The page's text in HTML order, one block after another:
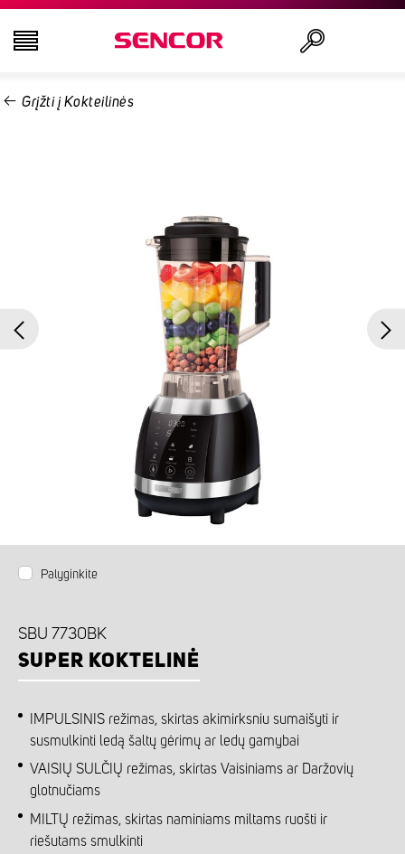
TELEVIZORIAI
NAMŲ ŪKIO PREKĖS
GROŽIO IR SVEIKATOS PREKĖS
BIURO ĮRANGA IR LAIDAI
Grįžti į Kokteilinės
Palyginkite
SBU 7730BK
SUPER KOKTELINĖ
IMPULSINIS režimas, skirtas akimirksniu sumaišyti ir
susmulkinti ledą šaltų gėrimų ar ledų gamybai
VAISIŲ SULČIŲ režimas, skirtas Vaisiniams ar Daržovių
glotnučiams
MILTŲ režimas, skirtas naminiams miltams ruošti ir
riešutams smulkinti